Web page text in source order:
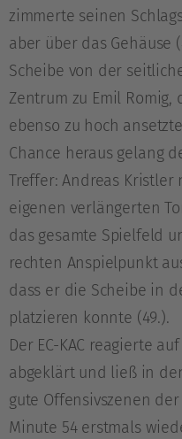
zimmerte seinen
aber über das Gehäuse
Scheibe von der
Zentrum zu Emil
ebenso zu hoch
Chance heraus gelang
Treffer: Andreas
eigenen verlängerten
das gesamte Spielfeld
rechten Anspielpunkt
dass er die Scheibe in
platzieren konnte (49.).
Der EC-KAC reagierte
abgeklärt und ließ in
gute Offensivszenen
Minute 54 erstmals